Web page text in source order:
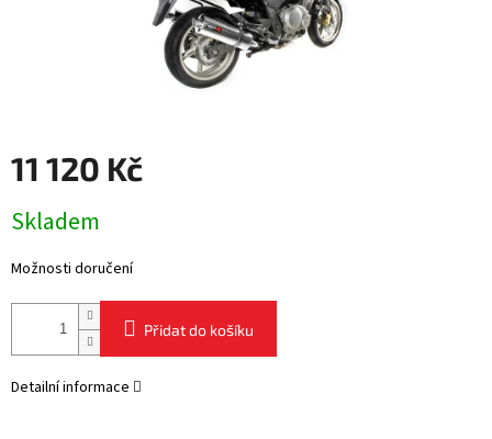
11 120 Kč
cena:
Skladem
Možnosti doručení
Přidat do košíku
Detailní informace